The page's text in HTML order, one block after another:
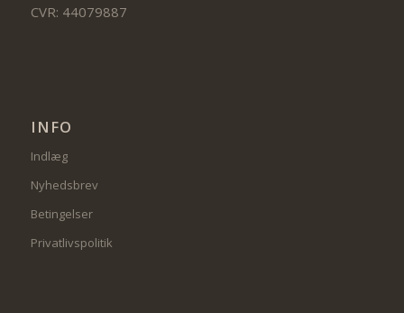
CVR: 44079887
INFO
Indlæg
Nyhedsbrev
Betingelser
Privatlivspolitik